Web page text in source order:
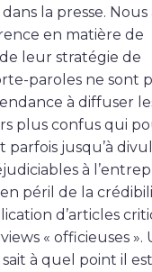
la presse. Nous
en matière de
leur stratégie de
paroles ne sont
à diffuser
plus confus qui
jusqu’à
à
péril de la
d’articles
« officieuses ».
à quel point il